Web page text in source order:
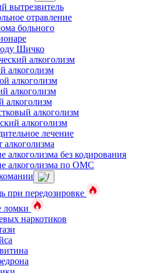
вытрезвитель
отравление
больного
Шичко
алкоголизм
алкоголизм
алкоголизм
алкоголизм
алкоголизм
алкоголизм
алкоголизм
лечение
алкоголизма
алкоголизма без кодирования
алкоголизма по ОМС
при передозировке
ломки
наркотиков